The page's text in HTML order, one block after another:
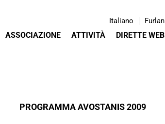
Italiano Furlan
ASSOCIAZIONE ATTIVITÀ DIRETTE WEB
PROGRAMMA AVOSTANIS 2009